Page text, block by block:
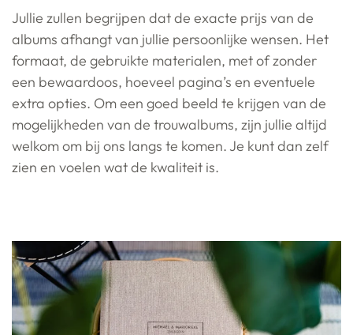
Jullie zullen begrijpen dat de exacte prijs van de
albums afhangt van jullie persoonlijke wensen. Het
formaat, de gebruikte materialen, met of zonder
een bewaardoos, hoeveel pagina’s en eventuele
extra opties. Om een goed beeld te krijgen van de
mogelijkheden van de trouwalbums, zijn jullie altijd
welkom om bij ons langs te komen. Je kunt dan zelf
zien en voelen wat de kwaliteit is.